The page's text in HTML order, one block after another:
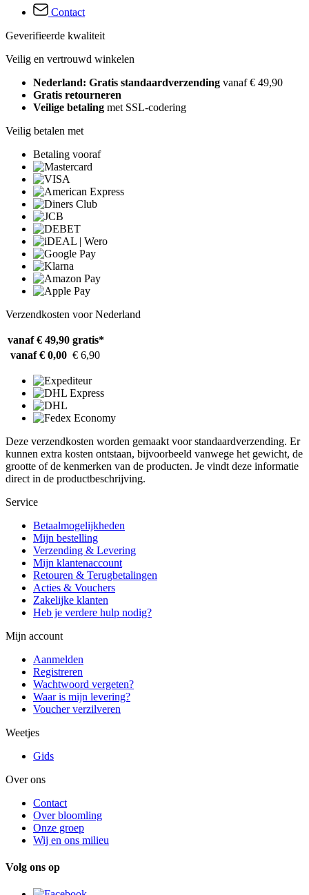
Contact
Geverifieerde kwaliteit
Veilig en vertrouwd winkelen
Nederland: Gratis standaardverzending vanaf € 49,90
Gratis retourneren
Veilige betaling met SSL-codering
Veilig betalen met
Betaling vooraf
Verzendkosten voor Nederland
vanaf € 49,90 gratis*
vanaf € 0,00 € 6,90
Deze verzendkosten worden gemaakt voor standaardverzending. Er
kunnen extra kosten ontstaan, bijvoorbeeld vanwege het gewicht, de
grootte of de kenmerken van de producten. Je vindt deze informatie
direct in de productbeschrijving.
Service
Betaalmogelijkheden
Mijn bestelling
Verzending & Levering
Mijn klantenaccount
Retouren & Terugbetalingen
Acties & Vouchers
Zakelijke klanten
Heb je verdere hulp nodig?
Mijn account
Aanmelden
Registreren
Wachtwoord vergeten?
Waar is mijn levering?
Voucher verzilveren
Weetjes
Gids
Over ons
Contact
Over bloomling
Onze groep
Wij en ons milieu
Volg ons op